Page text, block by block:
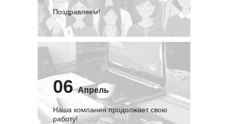
Поздравляем!
06 Апрель
Наша компания продолжает свою
работу!